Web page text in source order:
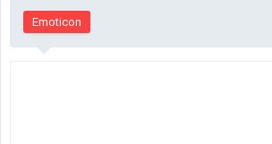
Emoticon